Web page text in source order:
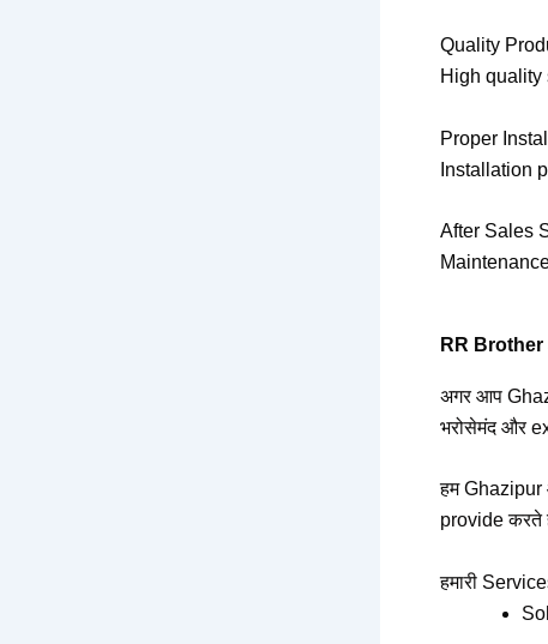
Quality
High quality
Proper
Installation
After Sales
RR
अगर आप
भरोसेमंद और
हम
provide करते
हमारी